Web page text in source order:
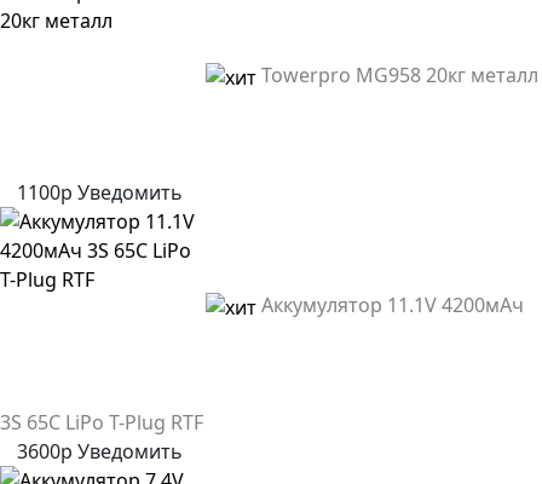
Towerpro MG958 20кг металл
1100р Уведомить
Аккумулятор 11.1V 4200мАч
3S 65C LiPo T-Plug RTF
3600р Уведомить